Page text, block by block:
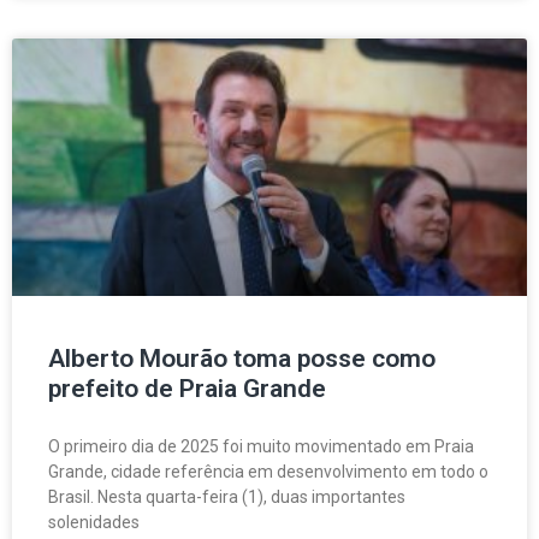
Alberto Mourão toma posse como
prefeito de Praia Grande
O primeiro dia de 2025 foi muito movimentado em Praia
Grande, cidade referência em desenvolvimento em todo o
Brasil. Nesta quarta-feira (1), duas importantes
solenidades